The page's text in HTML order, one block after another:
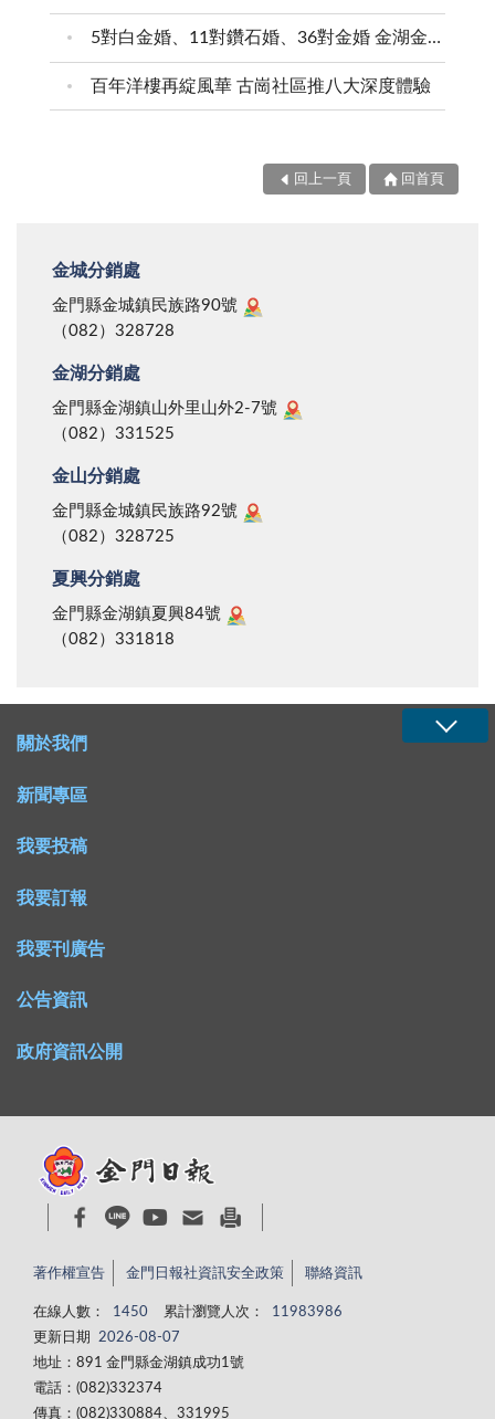
5對白金婚、11對鑽石婚、36對金婚 金湖金沙夫妻共享榮耀時刻 陳福海表揚金鑽婚夫妻 向半世紀相守家庭典範致敬
百年洋樓再綻風華 古崗社區推八大深度體驗
回上一頁 回首頁
金城分銷處
金門縣金城鎮民族路90號
（082）328728
金湖分銷處
金門縣金湖鎮山外里山外2-7號
（082）331525
金山分銷處
金門縣金城鎮民族路92號
（082）328725
夏興分銷處
金門縣金湖鎮夏興84號
（082）331818
關於我們
新聞專區
我要投稿
我要訂報
我要刊廣告
公告資訊
政府資訊公開
著作權宣告 金門日報社資訊安全政策 聯絡資訊
在線人數： 1450 累計瀏覽人次：
11983986
更新日期
2026-08-07
地址：891 金門縣金湖鎮成功1號
電話：(082)332374
傳真：(082)330884、331995